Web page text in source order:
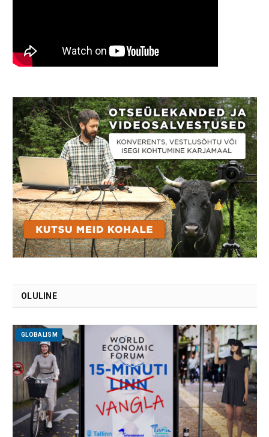
OLULINE
GLOBALISM